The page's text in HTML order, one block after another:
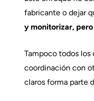
fabricante o dejar
y monitorizar,
Tampoco todos los
coordinación con
claros forma parte